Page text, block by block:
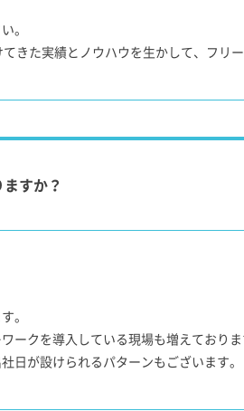
。
きた実績とノウハウを生かして、フリ
すか？
。
ークを導入している現場も増えてお
日が設けられるパターンもございます。